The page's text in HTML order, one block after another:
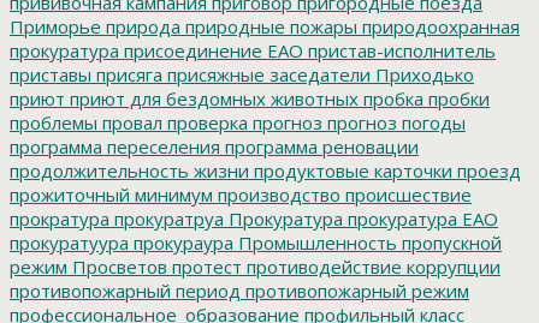
Приморье природа природные пожары природоохранная
прокуратура присоединение ЕАО пристав-исполнитель
приставы присяга присяжные заседатели Приходько
приют приют для бездомных животных пробка пробки
проблемы провал проверка прогноз прогноз погоды
программа переселения программа реновации
продолжительность жизни продуктовые карточки проезд
прожиточный минимум производство происшествие
прократура прокуратруа Прокуратура прокуратура ЕАО
прокуратуура прокураура Промышленность пропускной
режим Просветов протест противодействие коррупции
противопожарный период противопожарный режим
профессиональное_образование профильный класс